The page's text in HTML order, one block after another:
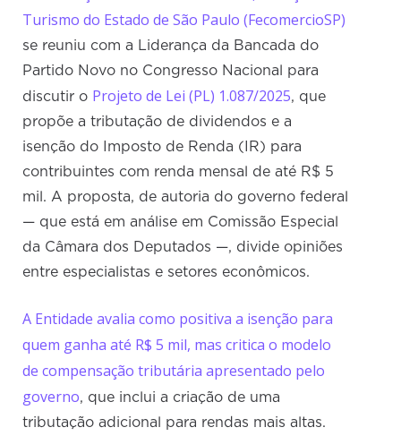
Turismo do Estado de São Paulo (FecomercioSP)
se reuniu com a Liderança da Bancada do
Partido Novo no Congresso Nacional para
discutir o Projeto de Lei (PL) 1.087/2025, que
propõe a tributação de dividendos e a
isenção do Imposto de Renda (IR) para
contribuintes com renda mensal de até R$ 5
mil. A proposta, de autoria do governo federal
— que está em análise em Comissão Especial
da Câmara dos Deputados —, divide opiniões
entre especialistas e setores econômicos.
A Entidade avalia como positiva a isenção para
quem ganha até R$ 5 mil, mas critica o modelo
de compensação tributária apresentado pelo
governo, que inclui a criação de uma
tributação adicional para rendas mais altas.